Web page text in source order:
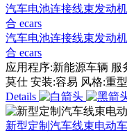
汽车电池连接线束发动
合 ecars
汽车电池连接线束发动
合 ecars
应用程序:新能源车辆 服
莫仕 安装:容易 风格:重
Details
新型定制汽车线束电动